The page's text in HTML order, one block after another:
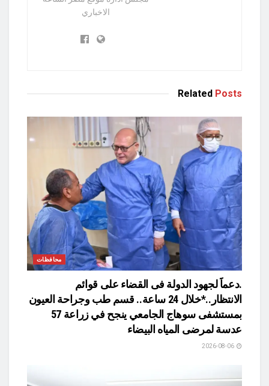
الاخباري
Related Posts
محافظات
.دعماََ لجهود الدولة فى القضاء على قوائم
الانتظار..*خلال 24 ساعة.. قسم طب وجراحة العيون
بمستشفى سوهاج الجامعي ينجح في زراعة 57
عدسة لمرضى المياه البيضاء